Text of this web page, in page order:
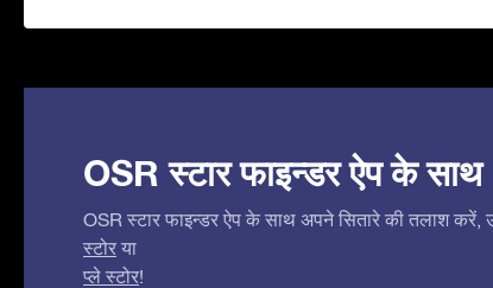
OSR स्टार फाइन्डर ऐप के
OSR स्टार फाइन्डर ऐप के साथ अपने सितारे की तलाश
स्टोर या
प्ले स्टोर!